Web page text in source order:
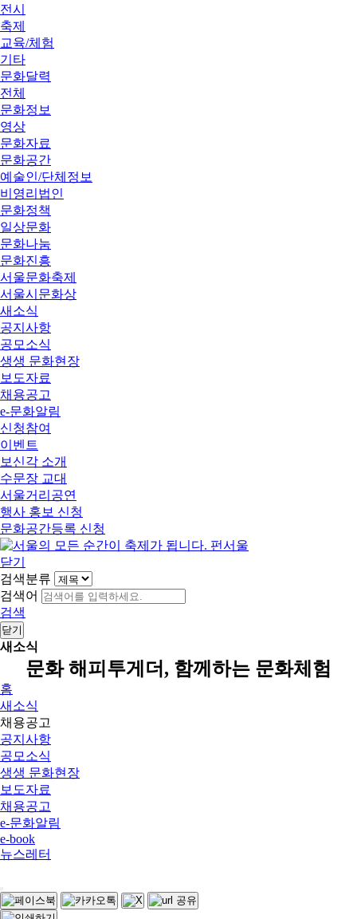
전시
축제
교육/체험
기타
문화달력
전체
문화정보
영상
문화자료
문화공간
예술인/단체정보
비영리법인
문화정책
일상문화
문화나눔
문화진흥
서울문화축제
서울시문화상
새소식
공지사항
공모소식
생생 문화현장
보도자료
채용공고
e-문화알림
신청참여
이벤트
보신각 소개
수문장 교대
서울거리공연
행사 홍보 신청
문화공간등록 신청
닫기
검색분류
검색어
검색
닫기
새소식
문화 해피투게더, 함께하는 문화체험
홈
새소식
채용공고
공지사항
공모소식
생생 문화현장
보도자료
채용공고
e-문화알림
e-book
뉴스레터